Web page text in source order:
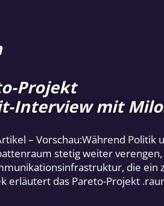
Projekt
Interview mit
– Vorschau:Während
stetig weiter
die ein
erläutert das Pareto-Projekt